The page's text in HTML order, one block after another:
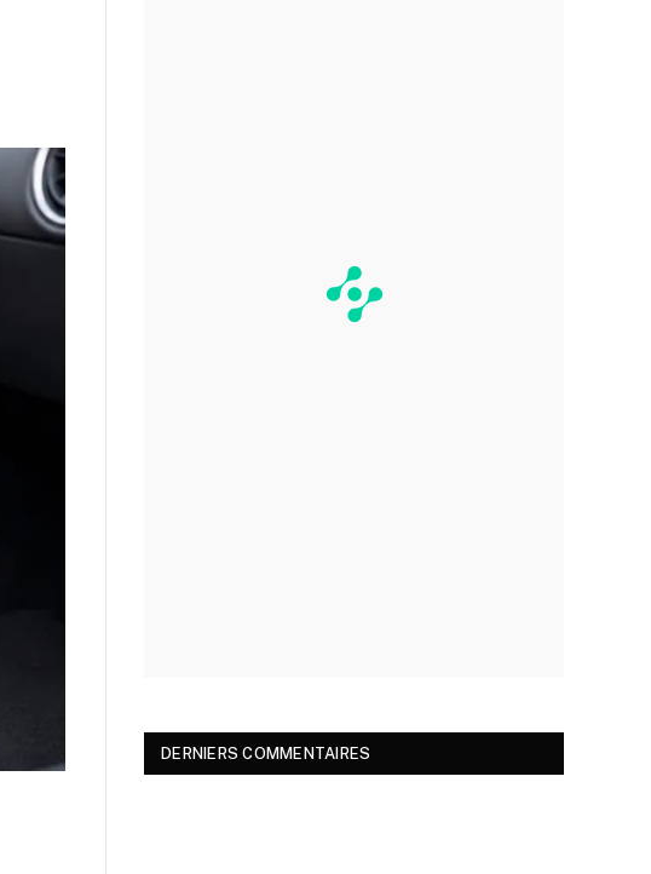
DERNIERS COMMENTAIRES